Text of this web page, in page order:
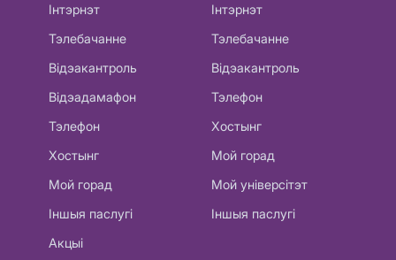
Інтэрнэт
Тэлебачанне
Відэакантроль
Відэадамафон
Тэлефон
Хостынг
Мой горад
Іншыя паслугі
Акцыі
Інтэрнэт
Тэлебачанне
Відэакантроль
Тэлефон
Хостынг
Мой горад
Мой універсітэт
Іншыя паслугі